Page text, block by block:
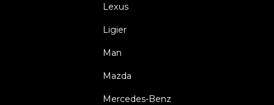
Lexus
Ligier
Man
Mazda
Mercedes-Benz